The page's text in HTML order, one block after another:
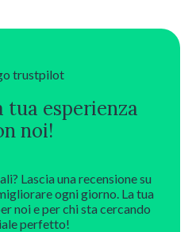
tua esperienza
noi!
Lascia una recensione su
ogni giorno. La tua
noi e per chi sta cercando
perfetto!